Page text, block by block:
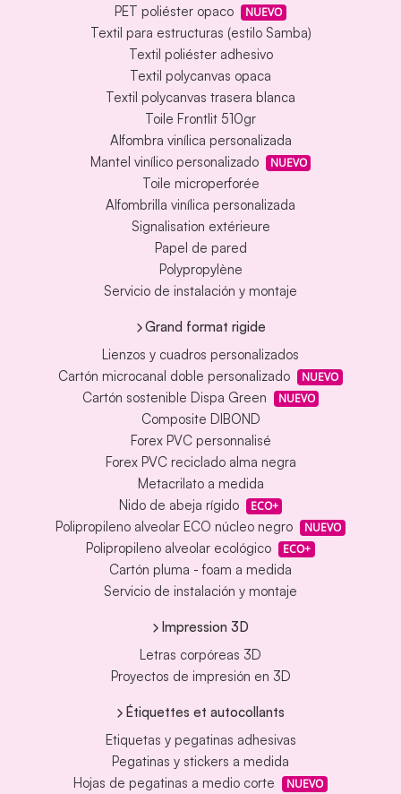
PET poliéster opaco
NUEVO
Textil para estructuras (estilo Samba)
Textil poliéster adhesivo
Textil polycanvas opaca
Textil polycanvas trasera blanca
Toile Frontlit 510gr
Alfombra vinílica personalizada
Mantel vinílico personalizado
NUEVO
Toile microperforée
Alfombrilla vinílica personalizada
Signalisation extérieure
Papel de pared
Polypropylène
Servicio de instalación y montaje
Grand format rigide
Lienzos y cuadros personalizados
Cartón microcanal doble personalizado
NUEVO
Cartón sostenible Dispa Green NUEVO
Composite DIBOND
Forex PVC personnalisé
Forex PVC reciclado alma negra
Metacrilato a medida
Nido de abeja rígido
ECO+
Polipropileno alveolar ECO núcleo negro NUEVO
Polipropileno alveolar ecológico ECO+
Cartón pluma - foam a medida
Servicio de instalación y montaje
Impression 3D
Letras corpóreas 3D
Proyectos de impresión en 3D
Étiquettes et autocollants
Etiquetas y pegatinas adhesivas
Pegatinas y stickers a medida
Hojas de pegatinas a medio corte
NUEVO